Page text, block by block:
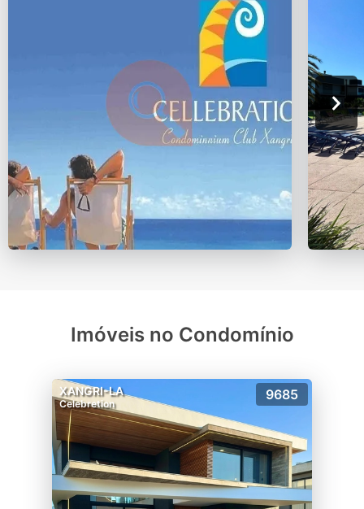
Imóveis no Condomínio
XANGRI-LA
Celebretion
9685